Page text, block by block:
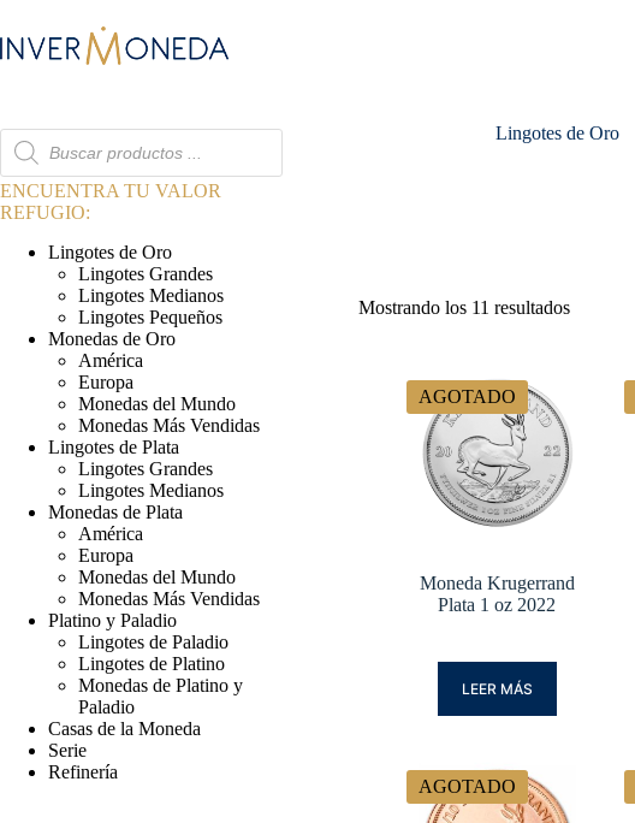
contenido
Búsqueda
de
productos
Lingotes de Oro
Mostrando los 11 resultados
AGOTADO
Moneda Krugerrand
Plata 1 oz 2022
LEER MÁS
AGOTADO
ENCUENTRA TU VALOR
REFUGIO:
Lingotes de Oro
Lingotes Grandes
Lingotes Medianos
Lingotes Pequeños
Monedas de Oro
América
Europa
Monedas del Mundo
Monedas Más Vendidas
Lingotes de Plata
Lingotes Grandes
Lingotes Medianos
Monedas de Plata
América
Europa
Monedas del Mundo
Monedas Más Vendidas
Platino y Paladio
Lingotes de Paladio
Lingotes de Platino
Monedas de Platino y
Paladio
Casas de la Moneda
Serie
Refinería